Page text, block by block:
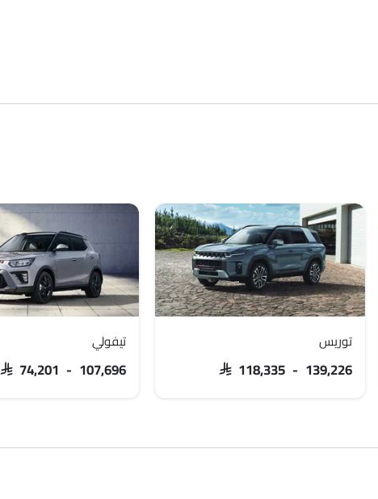
توريس
SAR 118,335 - 139,226
تيفولي
SAR 74,201 - 107,696